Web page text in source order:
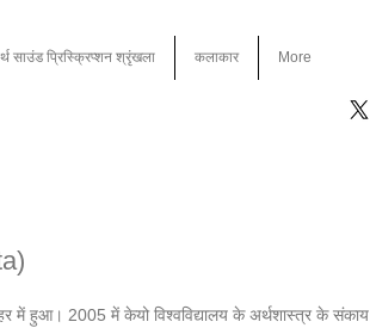
साउंड प्रिस्क्रिप्शन श्रृंखला कलाकार More
में हुआ। 2005 में केयो विश्वविद्यालय के अर्थशास्त्र के संकाय